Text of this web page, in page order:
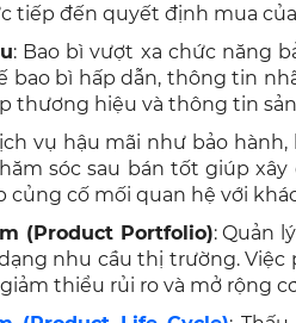
tiếp đến quyết định mua
: Bao bì vượt xa chức năng
bao bì hấp dẫn, thông tin
thương hiệu và thông tin
vụ hậu mãi như bảo
sóc sau bán tốt giúp
củng cố mối quan hệ với
(Product Portfolio): Quản
nhu cầu thị trường.
thiểu rủi ro và mở rộng